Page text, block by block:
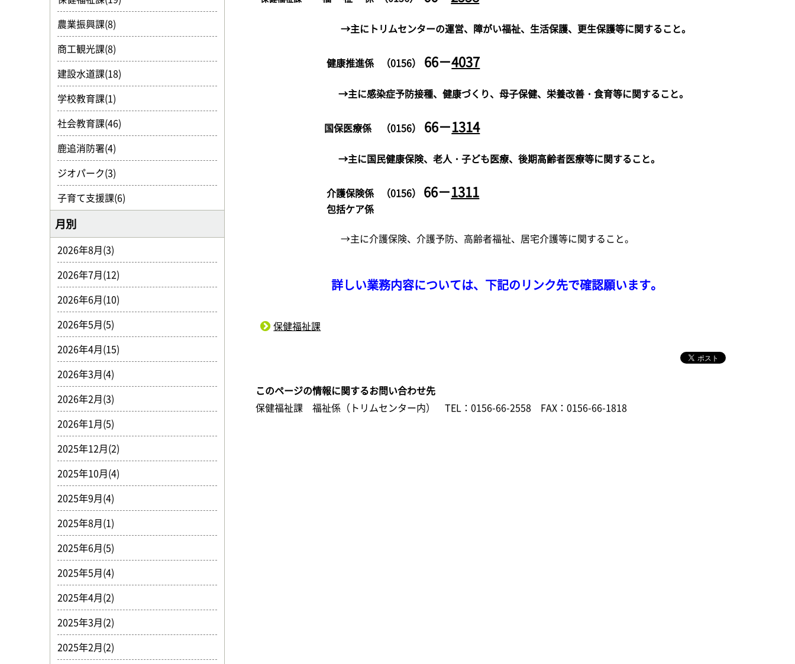
→主にトリムセンターの運営、障がい福祉、生活保護、更生保護等に関すること。
健康推進係 （0156） 66－4037
→主に感染症予防接種、健康づくり、母子保健、栄養改善・食育等に関すること。
国保医療係 （0156） 66－1314
→主に国民健康保険、老人・子ども医療、後期高齢者医療等に関すること。
介護保険係 （0156） 66－1311
包括ケア係
→主に介護保険、介護予防、高齢者福祉、居宅介護等に関すること。
詳しい業務内容については、下記のリンク先で確認願います。
保健福祉課
このページの情報に関するお問い合わせ先
保健福祉課 福祉係（トリムセンター内）
TEL：0156-66-2558 FAX：0156-66-1818
農業振興課(8)
商工観光課(8)
建設水道課(18)
学校教育課(1)
社会教育課(46)
鹿追消防署(4)
ジオパーク(3)
子育て支援課(6)
月別
2026年8月(3)
2026年7月(12)
2026年6月(10)
2026年5月(5)
2026年4月(15)
2026年3月(4)
2026年2月(3)
2026年1月(5)
2025年12月(2)
2025年10月(4)
2025年9月(4)
2025年8月(1)
2025年6月(5)
2025年5月(4)
2025年4月(2)
2025年3月(2)
2025年2月(2)